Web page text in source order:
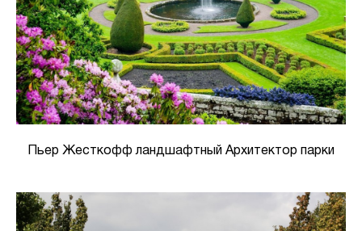
Пьер Жесткофф ландшафтный Архитектор парки